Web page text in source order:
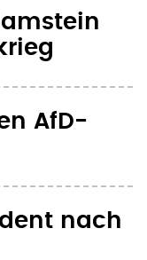
AfD-
nach